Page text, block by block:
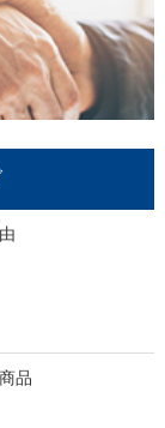
品